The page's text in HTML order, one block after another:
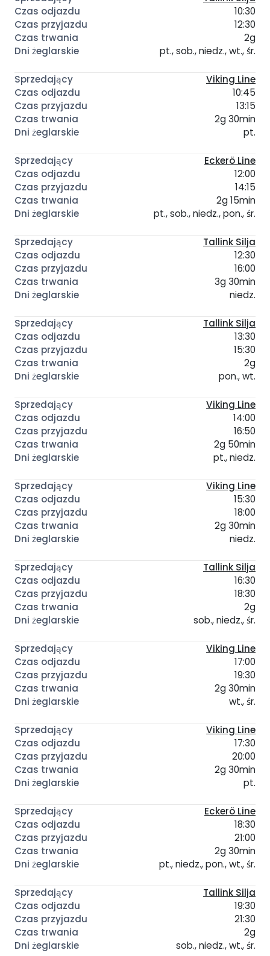
10:30
12:30
2g
pt., sob., niedz., wt., śr.
Viking Line
10:45
13:15
2g 30min
pt.
Eckerö Line
12:00
14:15
2g 15min
pt., sob., niedz., pon., śr.
Tallink Silja
12:30
16:00
3g 30min
niedz.
Tallink Silja
13:30
15:30
2g
pon., wt.
Viking Line
14:00
16:50
2g 50min
pt., niedz.
Viking Line
15:30
18:00
2g 30min
niedz.
Tallink Silja
16:30
18:30
2g
sob., niedz., śr.
Viking Line
17:00
19:30
2g 30min
wt., śr.
Viking Line
17:30
20:00
2g 30min
pt.
Eckerö Line
18:30
21:00
2g 30min
pt., niedz., pon., wt., śr.
Tallink Silja
19:30
21:30
2g
sob., niedz., wt., śr.